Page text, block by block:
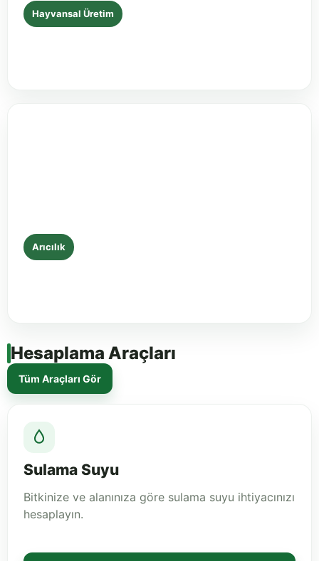
Hayvansal Üretim
Arıcılık
Hesaplama Araçları
Tüm Araçları Gör
Sulama Suyu
Bitkinize ve alanınıza göre sulama suyu ihtiyacınızı
hesaplayın.